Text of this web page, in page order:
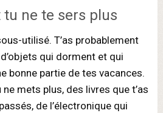
ne te sers plus
utilisé. T’as probablement
qui dorment et qui
bonne partie de tes vacances.
mets plus, des livres que t’as
de l’électronique qui